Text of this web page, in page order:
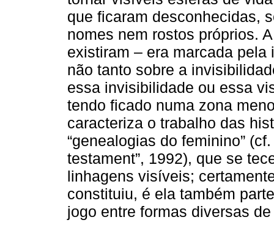
que ficaram desconhecidas,
nomes nem rostos próprios.
existiram – era marcada
não tanto sobre a
essa invisibilidade ou essa
tendo ficado numa zona
caracteriza o trabalho das
“genealogias do feminino”
testament”, 1992), que se
linhagens visíveis;
constituiu, é ela também
jogo entre formas diversas